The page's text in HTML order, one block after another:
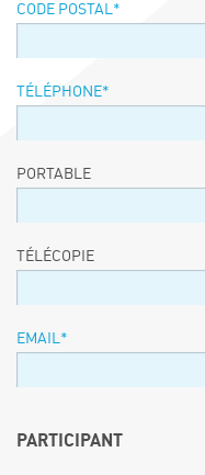
CODE POSTAL*
TÉLÉPHONE*
PORTABLE
TÉLÉCOPIE
EMAIL *
PARTICIPANT